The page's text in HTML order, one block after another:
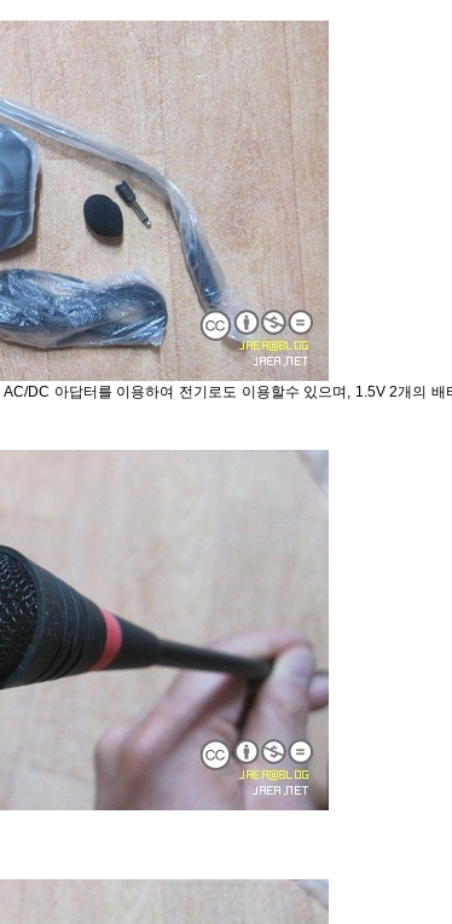
DC 아답터를 이용하여 전기로도 이용할수 있으며, 1.5V 2개의 배